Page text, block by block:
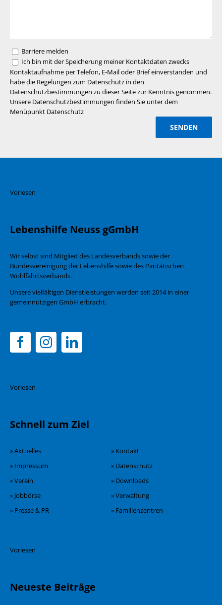
Barriere melden
Ich bin mit der Speicherung meiner Kontaktdaten zwecks
Kontaktaufnahme per Telefon, E-Mail oder Brief einverstanden und
habe die Regelungen zum Datenschutz in den
Datenschutzbestimmungen zu dieser Seite zur Kenntnis genommen.
Unsere Datenschutzbestimmungen finden Sie unter dem
Menüpunkt Datenschutz
Vorlesen
Lebenshilfe Neuss gGmbH
Wir selbst sind Mitglied des Landesverbands sowie der
Bundesvereinigung der Lebenshilfe sowie des Paritätischen
Wohlfahrtsverbands.
Unsere vielfältigen Dienstleistungen werden seit 2014 in einer
gemeinnützigen GmbH erbracht.
Vorlesen
Schnell zum Ziel
» Aktuelles
» Kontakt
» Impressum
» Datenschutz
» Verein
» Downloads
» Jobbörse
» Verwaltung
» Presse & PR
» Familienzentren
Vorlesen
Neueste Beiträge